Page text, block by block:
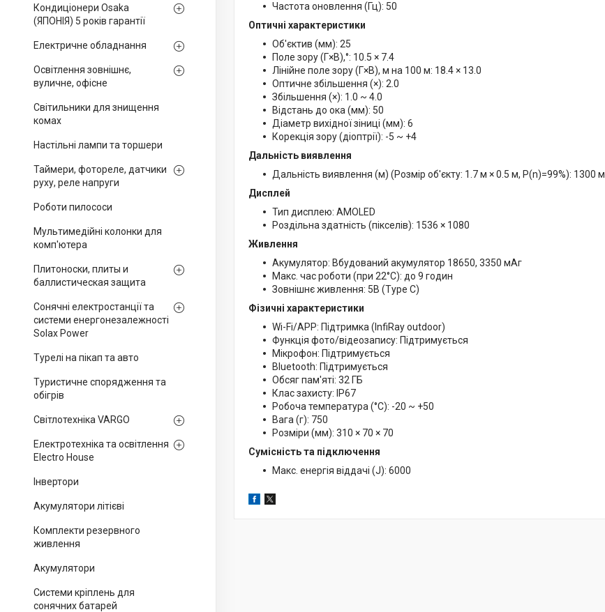
Кондиціонери Osaka
(ЯПОНІЯ) 5 років гарантії
Електричне обладнання
Освітлення зовнішнє,
вуличне, офісне
Світильники для знищення
комах
Настільні лампи та торшери
Таймери, фотореле, датчики
руху, реле напруги
Роботи пилососи
Мультимедійні колонки для
комп'ютера
Плитоноски, плиты и
баллистическая защита
Сонячні електростанції та
системи енергонезалежності
Solax Power
Турелі на пікап та авто
Туристичне спорядження та
обігрів
Світлотехніка VARGO
Електротехніка та освітлення
Electro House
Інвертори
Акумулятори літієві
Комплекти резервного
живлення
Акумулятори
Системи кріплень для
сонячних батарей
Частота оновлення (Гц): 50
Оптичні характеристики
Об'єктив (мм): 25
Поле зору (Г×В),°: 10.5 × 7.4
Лінійне поле зору (Г×В), м на 100 м: 18.4 × 13.0
Оптичне збільшення (×): 2.0
Збільшення (×): 1.0 ~ 4.0
Відстань до ока (мм): 50
Діаметр вихідної зіниці (мм): 6
Корекція зору (діоптрії): -5 ~ +4
Дальність виявлення
Дальність виявлення (м) (Розмір об'єкту: 1.7 м × 0.5 м, P(n)=99%): 1300 м
Дисплей
Тип дисплею: AMOLED
Роздільна здатність (пікселів): 1536 × 1080
Живлення
Акумулятор: Вбудований акумулятор 18650, 3350 мАг
Макс. час роботи (при 22°C): до 9 годин
Зовнішнє живлення: 5В (Type C)
Фізичні характеристики
Wi-Fi/APP: Підтримка (InfiRay outdoor)
Функція фото/відеозапису: Підтримується
Мікрофон: Підтримується
Bluetooth: Підтримується
Обсяг пам'яті: 32 ГБ
Клас захисту: IP67
Робоча температура (°C): -20 ~ +50
Вага (г): 750
Розміри (мм): 310 × 70 × 70
Сумісність та підключення
Макс. енергія віддачі (J): 6000